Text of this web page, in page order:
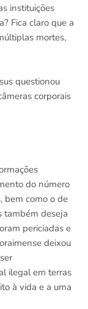
instituições
Fica claro que a
mortes,
questionou
corporais
do número
bem como o de
também deseja
periciadas e
deixou
ilegal em terras
à vida e a uma